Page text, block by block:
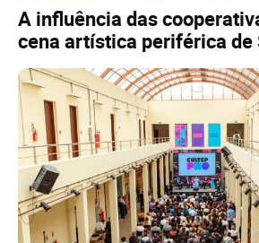
A influência das
cena artística periférica de